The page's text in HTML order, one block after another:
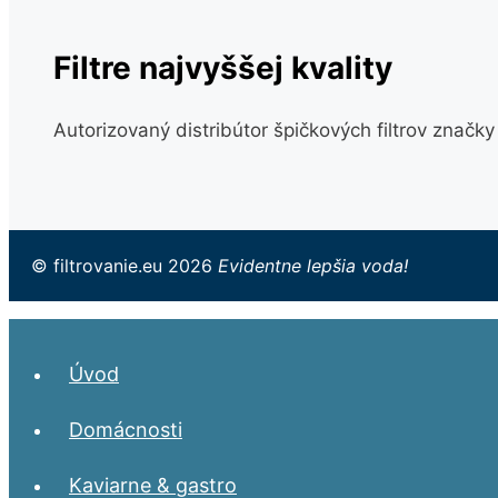
Filtre najvyššej kvality
Autorizovaný distribútor špičkových filtrov
© filtrovanie.eu 2026 Evidentne lepšia voda!
Úvod
Domácnosti
Kaviarne & gastro